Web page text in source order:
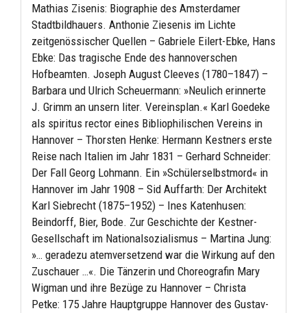
Mathias Zisenis: Biographie des Amsterdamer
Stadtbildhauers. Anthonie Ziesenis im Lichte
zeitgenössischer Quellen – Gabriele Eilert-Ebke, Hans
Ebke: Das tragische Ende des hannoverschen
Hofbeamten. Joseph August Cleeves (1780–1847) –
Barbara und Ulrich Scheuermann: »Neulich erinnerte
J. Grimm an unsern liter. Vereinsplan.« Karl Goedeke
als spiritus rector eines Bibliophilischen Vereins in
Hannover – Thorsten Henke: Hermann Kestners erste
Reise nach Italien im Jahr 1831 – Gerhard Schneider:
Der Fall Georg Lohmann. Ein »Schülerselbstmord« in
Hannover im Jahr 1908 – Sid Auffarth: Der Architekt
Karl Siebrecht (1875–1952) – Ines Katenhusen:
Beindorff, Bier, Bode. Zur Geschichte der Kestner-
Gesellschaft im Nationalsozialismus – Martina Jung:
»… geradezu atemversetzend war die Wirkung auf den
Zuschauer …«. Die Tänzerin und Choreografin Mary
Wigman und ihre Bezüge zu Hannover – Christa
Petke: 175 Jahre Hauptgruppe Hannover des Gustav-